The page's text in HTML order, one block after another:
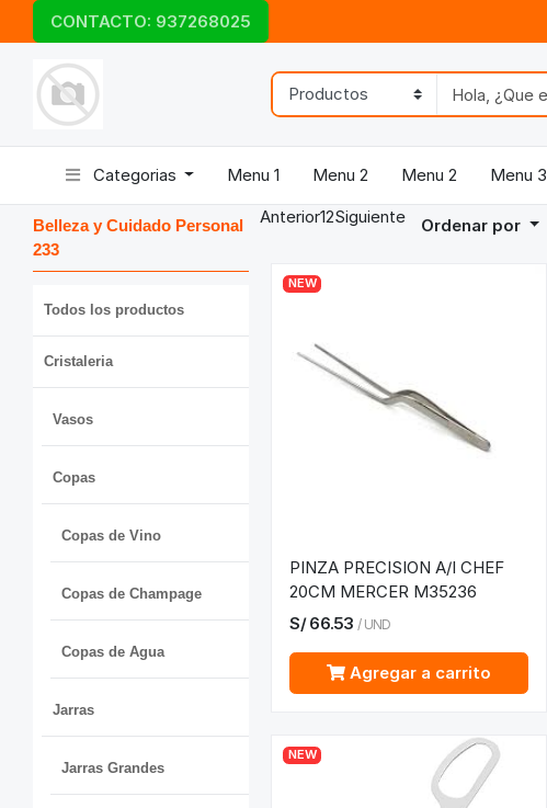
CONTACTO: 937268025
Categorias Menu 1 Menu 2 Menu 2 Menu 3
Belleza y Cuidado Personal
233
Todos los productos
Cristaleria
Vasos
Copas
Copas de Vino
Copas de Champage
Copas de Agua
Jarras
Jarras Grandes
Anterior12Siguiente Ordenar por
NEW
PINZA PRECISION A/I CHEF
20CM MERCER M35236
S/66.53 / UND
Agregar a carrito
NEW